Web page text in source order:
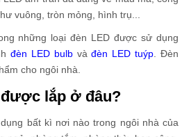
vuông, tròn mỏng, hình trụ...
những loại đèn LED được sử dụng
đèn LED bulbvàđèn LED tuýp. Đèn
cho ngôi nhà.
lắp ở đâu?
bất kì nơi nào trong ngôi nhà của